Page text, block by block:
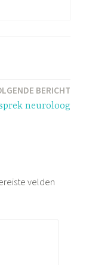
BERICHT
neuroloog
velden